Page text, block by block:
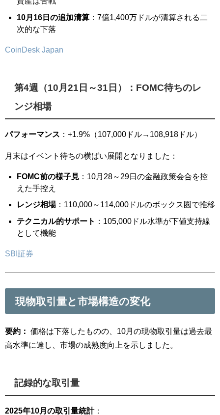
10月16日の追加清算 ：7億1,400万ドルが清算される二
次的な下落
CoinDesk Japan
第4週（10月21日～31日）：FOMC待ちのレ
ンジ相場
パフォーマンス ：+1.9%（107,000ドル→108,918ドル）
月末はイベント待ちの横ばい展開となりました：
FOMC前の様子見 ：10月28～29日の金融政策会合を控
えた手控え
レンジ相場：110,000～114,000ドルのボックス圏で推移
テクニカル的サポート
：105,000ドル水準が下値支持線
として機能
SBI証券
現物取引量と市場構造の変化
要約：
価格は下落したものの、10月の現物取引量は過去最
高水準に達し、市場の成熟度向上を示しました。
記録的な取引量
2025年10月の取引量統計：